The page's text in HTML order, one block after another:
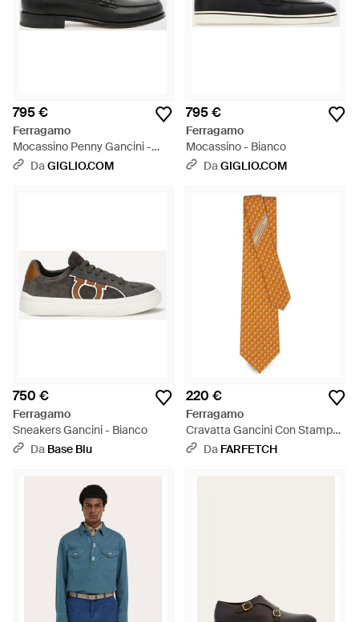
795 €
Ferragamo
Mocassino Penny Gancini -
Bianco
DaGIGLIO.COM
795 €
Ferragamo
Mocassino - Bianco
DaGIGLIO.COM
750 €
Ferragamo
Sneakers Gancini - Bianco
Da Base Blu
220 €
Ferragamo
Cravatta Gancini Con Stampa -
Bianco
Da FARFETCH